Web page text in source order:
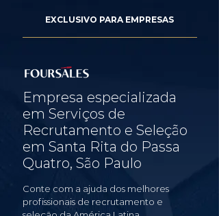
EXCLUSIVO PARA EMPRESAS
Empresa especializada
em Serviços de
Recrutamento e Seleção
em Santa Rita do Passa
Quatro, São Paulo
Conte com a ajuda dos melhores
profissionais de recrutamento e